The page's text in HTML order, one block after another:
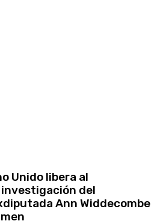
Unido libera al
investigación del
Ann Widdecombe